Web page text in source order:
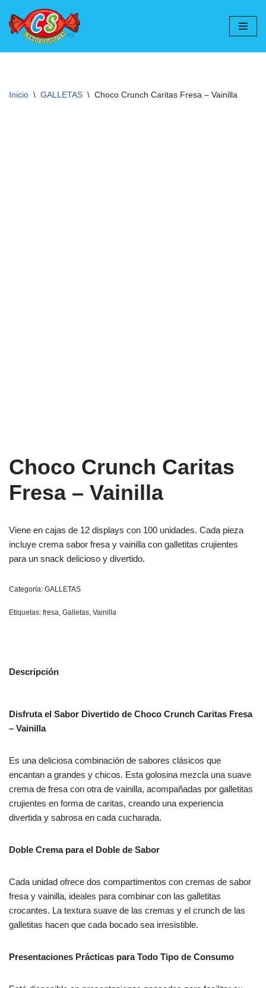
Ir
Inicio \ GALLETAS \ Choco Crunch Caritas Fresa – Vainilla
Choco Crunch Caritas
Fresa – Vainilla
Viene en cajas de 12 displays con 100 unidades. Cada pieza
incluye crema sabor fresa y vainilla con galletitas crujientes
para un snack delicioso y divertido.
Categoría: GALLETAS
Etiquetas: fresa, Galletas, Vainilla
Descripción
Disfruta el Sabor Divertido de Choco Crunch Caritas Fresa
– Vainilla
Es una deliciosa combinación de sabores clásicos que
encantan a grandes y chicos. Esta golosina mezcla una suave
crema de fresa con otra de vainilla, acompañadas por galletitas
crujientes en forma de caritas, creando una experiencia
divertida y sabrosa en cada cucharada.
Doble Crema para el Doble de Sabor
Cada unidad ofrece dos compartimentos con cremas de sabor
fresa y vainilla, ideales para combinar con las galletitas
crocantes. La textura suave de las cremas y el crunch de las
galletitas hacen que cada bocado sea irresistible.
Presentaciones Prácticas para Todo Tipo de Consumo